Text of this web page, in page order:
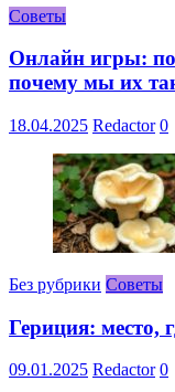
Советы
Онлайн игры:
почему мы их
18.04.2025 Redactor 0
Без рубрики Советы
Гериция: место,
09.01.2025 Redactor 0